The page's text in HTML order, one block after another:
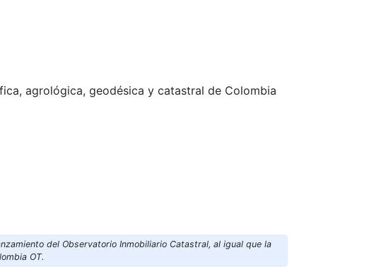
agrológica, geodésica y catastral de Colombia
del Observatorio Inmobiliario Catastral, al igual que la
OT.